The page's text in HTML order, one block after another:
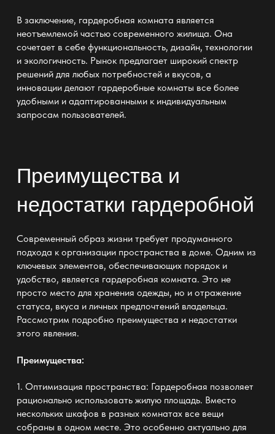
В заключение, гардеробная комната является
неотъемлемой частью современного жилища. Она
сочетает в себе функциональность, дизайн, технологии
и экологичность. Рынок предлагает широкий спектр
решений для любых потребностей и вкусов, а
инновации делают гардеробныекомнаты все более
удобными и адаптированными к индивидуальным
запросам пользователей.
Преимущества и
недостатки гардеробной
Современный образ жизни требует продуманного
подхода корганизации пространства в доме. Одним из
ключевых элементов, обеспечивающих порядок и
удобство, является гардеробная комната. Это не
просто место для хранения одежды, но и отражение
статуса, вкуса и личных предпочтений владельца.
Рассмотрим подробно преимущества и недостатки
этого явления.
Преимущества:
1. Оптимизация пространства: Гардеробная позволяет
рационально использовать жилую площадь. Вместо
нескольких шкафов в разных комнатахвсе вещи
собраны в одном месте. Это особенно актуально для